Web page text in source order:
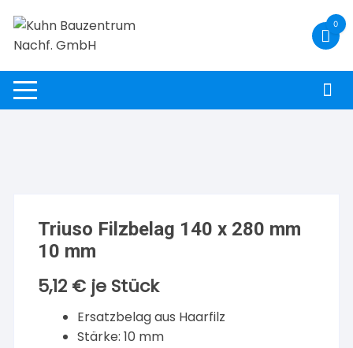
Inhalt
springen
0
Triuso Filzbelag 140 x 280 mm
10 mm
5,12 € je Stück
Ersatzbelag aus Haarfilz
Stärke: 10 mm